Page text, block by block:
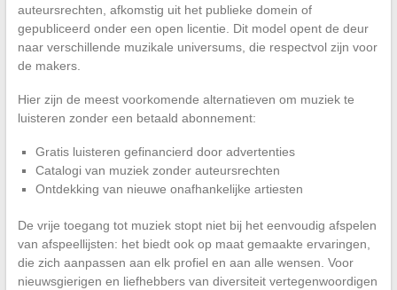
auteursrechten, afkomstig uit het publieke domein of
gepubliceerd onder een open licentie. Dit model opent de deur
naar verschillende muzikale universums, die respectvol zijn voor
de makers.
Hier zijn de meest voorkomende alternatieven om muziek te
luisteren zonder een betaald abonnement:
Gratis luisteren gefinancierd door advertenties
Catalogi van muziek zonder auteursrechten
Ontdekking van nieuwe onafhankelijke artiesten
De vrije toegang tot muziek stopt niet bij het eenvoudig afspelen
van afspeellijsten: het biedt ook op maat gemaakte ervaringen,
die zich aanpassen aan elk profiel en aan alle wensen. Voor
nieuwsgierigen en liefhebbers van diversiteit vertegenwoordigen